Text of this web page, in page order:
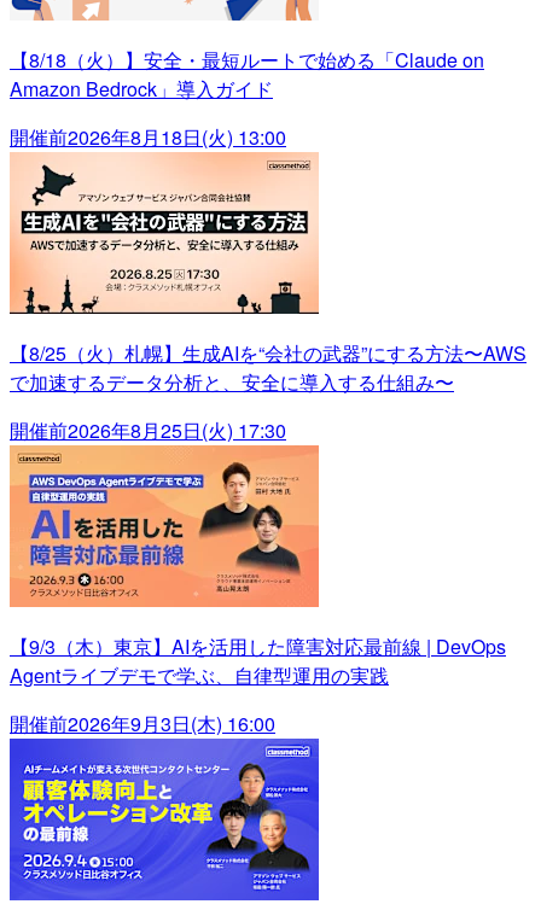
【8/18（火）】安全・最短ルートで始める「Claude on
Amazon Bedrock」導入ガイド
開催前2026年8月18日(火) 13:00
【8/25（火）札幌】生成AIを“会社の武器”にする方法〜AWS
で加速するデータ分析と、安全に導入する仕組み〜
開催前2026年8月25日(火) 17:30
【9/3（木）東京】AIを活用した障害対応最前線 | DevOps
Agentライブデモで学ぶ、自律型運用の実践
開催前2026年9月3日(木) 16:00